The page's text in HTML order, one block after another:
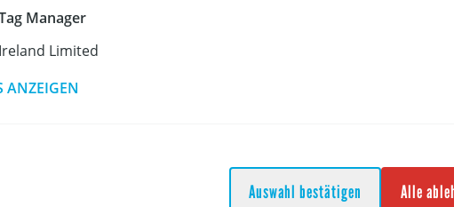
Manager
Limited
ANZEIGEN
Auswahl bestätigen Alle